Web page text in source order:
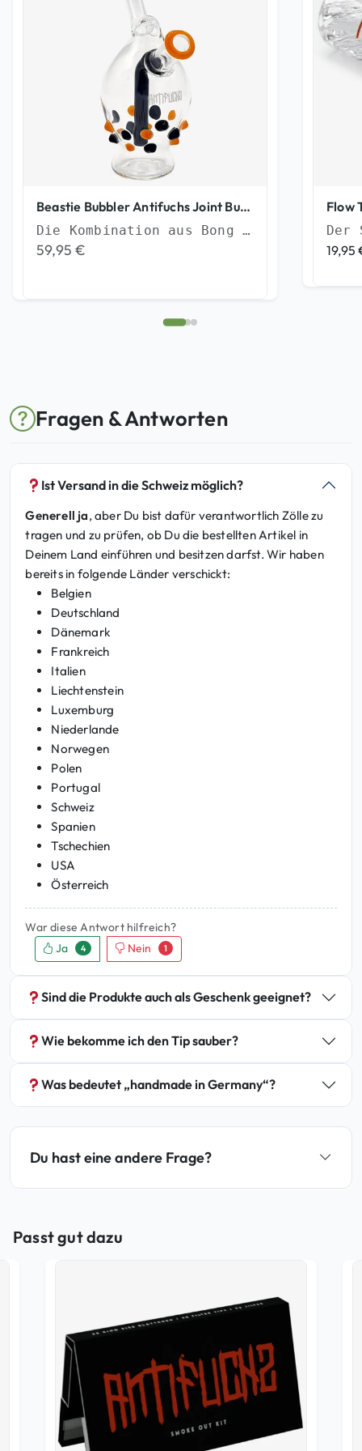
Beastie Bubbler Antifuchs Joint Bubbler
Die Kombination aus Bong und Joint
59,95€
Flow
19,95
Fragen & Antworten
Ist Versand in die Schweiz möglich?
Generell ja, aber Du bist dafür verantwortlich Zölle zu
tragen und zu prüfen, ob Du die bestellten Artikel in
Deinem Land einführen und besitzen darfst. Wir haben
bereits in folgende Länder verschickt:
Belgien
Deutschland
Dänemark
Frankreich
Italien
Liechtenstein
Luxemburg
Niederlande
Norwegen
Polen
Portugal
Schweiz
Spanien
Tschechien
USA
Österreich
War diese Antwort hilfreich?
Ja
4 Nein 1
Sind die Produkte auch als Geschenk geeignet?
Wie bekomme ich den Tip sauber?
Was bedeutet „handmade in Germany“?
Du hast eine andere Frage?
Passt gut dazu